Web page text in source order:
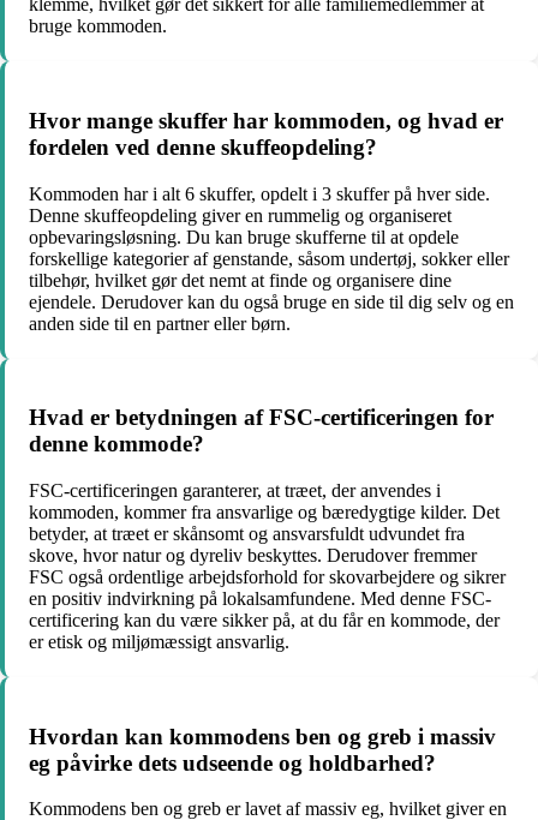
klemme, hvilket gør det sikkert for alle familiemedlemmer at
bruge kommoden.
Hvor mange skuffer har kommoden, og hvad er
fordelen ved denne skuffeopdeling?
Kommoden har i alt 6 skuffer, opdelt i 3 skuffer på hver side.
Denne skuffeopdeling giver en rummelig og organiseret
opbevaringsløsning. Du kan bruge skufferne til at opdele
forskellige kategorier af genstande, såsom undertøj, sokker eller
tilbehør, hvilket gør det nemt at finde og organisere dine
ejendele. Derudover kan du også bruge en side til dig selv og en
anden side til en partner eller børn.
Hvad er betydningen af FSC-certificeringen for
denne kommode?
FSC-certificeringen garanterer, at træet, der anvendes i
kommoden, kommer fra ansvarlige og bæredygtige kilder. Det
betyder, at træet er skånsomt og ansvarsfuldt udvundet fra
skove, hvor natur og dyreliv beskyttes. Derudover fremmer
FSC også ordentlige arbejdsforhold for skovarbejdere og sikrer
en positiv indvirkning på lokalsamfundene. Med denne FSC-
certificering kan du være sikker på, at du får en kommode, der
er etisk og miljømæssigt ansvarlig.
Hvordan kan kommodens ben og greb i massiv
eg påvirke dets udseende og holdbarhed?
Kommodens ben og greb er lavet af massiv eg, hvilket giver en